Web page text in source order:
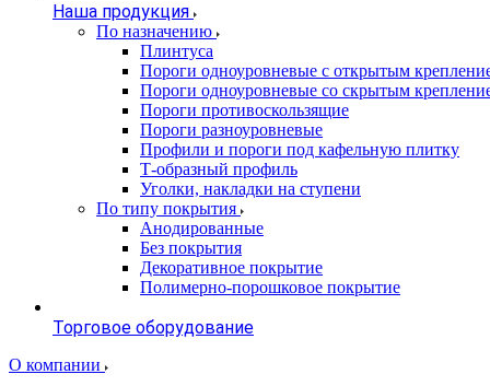
Наша продукция
По назначению
Плинтуса
Пороги одноуровневые с открытым
Пороги одноуровневые со скрытым
Пороги противоскользящие
Пороги разноуровневые
Профили и пороги под кафельную плитку
Т-образный профиль
Уголки, накладки на ступени
По типу покрытия
Анодированные
Без покрытия
Декоративное покрытие
Полимерно-порошковое покрытие
Торговое оборудование
О компании